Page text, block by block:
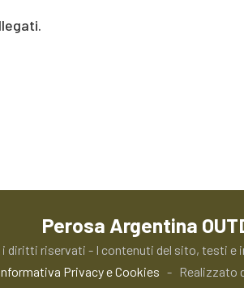
Perosa Argentina
diritti riservati - I contenuti del sito, testi e
Privacy e Cookies - Realizzato